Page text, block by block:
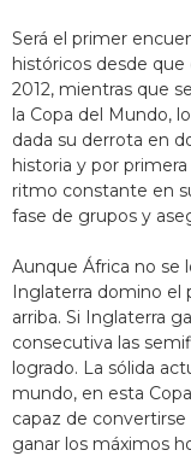
Será el primer
históricos desde que
2012, mientras que
la Copa del Mundo,
dada su derrota en
historia y por
ritmo constante en
fase de grupos y
Aunque África no se
Inglaterra domino el
arriba. Si Inglaterra
consecutiva las
logrado. La sólida
mundo, en esta
capaz de
ganar los máximos